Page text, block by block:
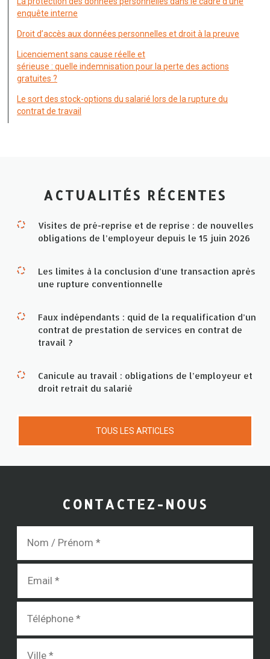
enquête interne
Droit d’accès aux données personnelles et droit à la preuve
Licenciement sans cause réelle et
sérieuse : quelle indemnisation pour la perte des actions
gratuites ?
Le sort des stock-options du salarié lors de la rupture du
contrat de travail
ACTUALITÉS RÉCENTES
Visites de pré-reprise et de reprise : de nouvelles
obligations de l’employeur depuis le 15 juin 2026
Les limites à la conclusion d’une transaction après
une rupture conventionnelle
Faux indépendants : quid de la requalification d’un
contrat de prestation de services en contrat de
travail ?
Canicule au travail : obligations de l’employeur et
droit retrait du salarié
TOUS LES ARTICLES
CONTACTEZ-NOUS